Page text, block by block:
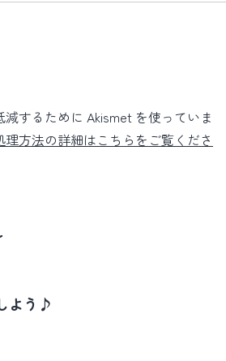
するために Akismet を使っていま
理方法の詳細はこちらをご覧くださ
よう♪